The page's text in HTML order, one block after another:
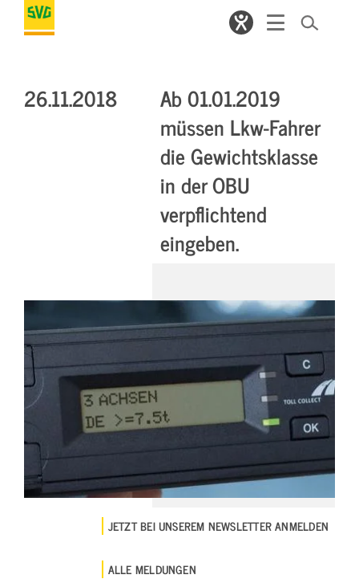
26.11.2018
Ab 01.01.2019
müssen Lkw-Fahrer
die Gewichtsklasse
in der OBU
verpflichtend
eingeben.
JETZT BEI UNSEREM NEWSLETTER ANMELDEN
ALLE MELDUNGEN